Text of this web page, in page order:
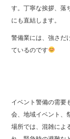
す。丁寧な挨拶、落
にも直結します。
警備業には、強さだ
ているのです
イベント警備の需要
会、地域イベント、
場所では、混雑によ